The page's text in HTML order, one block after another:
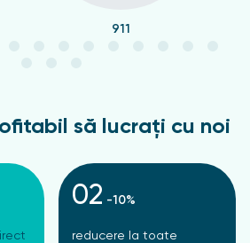
911
să lucrați cu noi
02 -10%
reducere la toate